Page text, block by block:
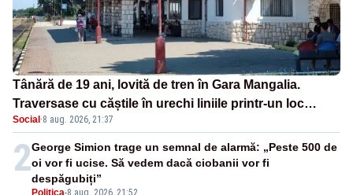
Tânără de 19 ani, lovită de tren în Gara Mangalia.
Traversase cu căștile în urechi liniile printr-un loc
nepermis
Social ·8 aug. 2026, 21:37
2
Politica-8 aug. 2026, 21:52
George Simion trage un semnal de alarmă: „Peste 500 de
oi vor fi ucise. Să vedem dacă ciobanii vor fi
despăgubiți”